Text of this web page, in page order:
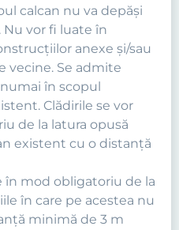
calcan nu va depăşi
vor fi luate în
anexe şi/sau
vecine. Se admite
în scopul
Clădirile se vor
de la latura opusă
existent cu o distanţă
în mod obligatoriu de la
în care pe acestea nu
minimă de 3 m